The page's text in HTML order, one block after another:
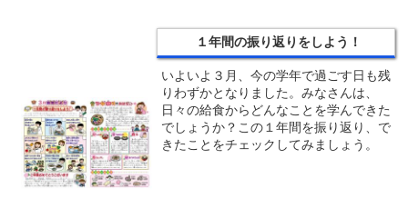
１年間の振り返りをしよう！
いよいよ３月、今の学年で過ごす日も残
りわずかとなりました。みなさんは、
日々の給食からどんなことを学んできた
でしょうか？この１年間を振り返り、で
きたことをチェックしてみましょう。